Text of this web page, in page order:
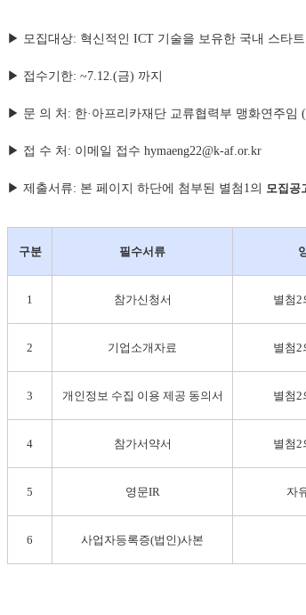
▶ 모집대상: 혁신적인 ICT 기술을 보유한 국내 스타
▶ 접수기한: ~7.12.(금) 까지
▶ 문 의 처: 한·아프리카재단 교류협력부 맹화연주임
▶ 접 수 처: 이메일 접수 hymaeng22@k-af.or.kr
▶ 제출서류: 본 페이지 하단에 첨부된 별첨1의 모집공
구분 필수서류
1 참가신청서 별첨2
2 기업소개자료 별첨2
3 개인정보 수집 이용 제공 동의서 별첨2
4 참가서약서 별첨2
5 영문IR 자
6 사업자등록증(법인)사본